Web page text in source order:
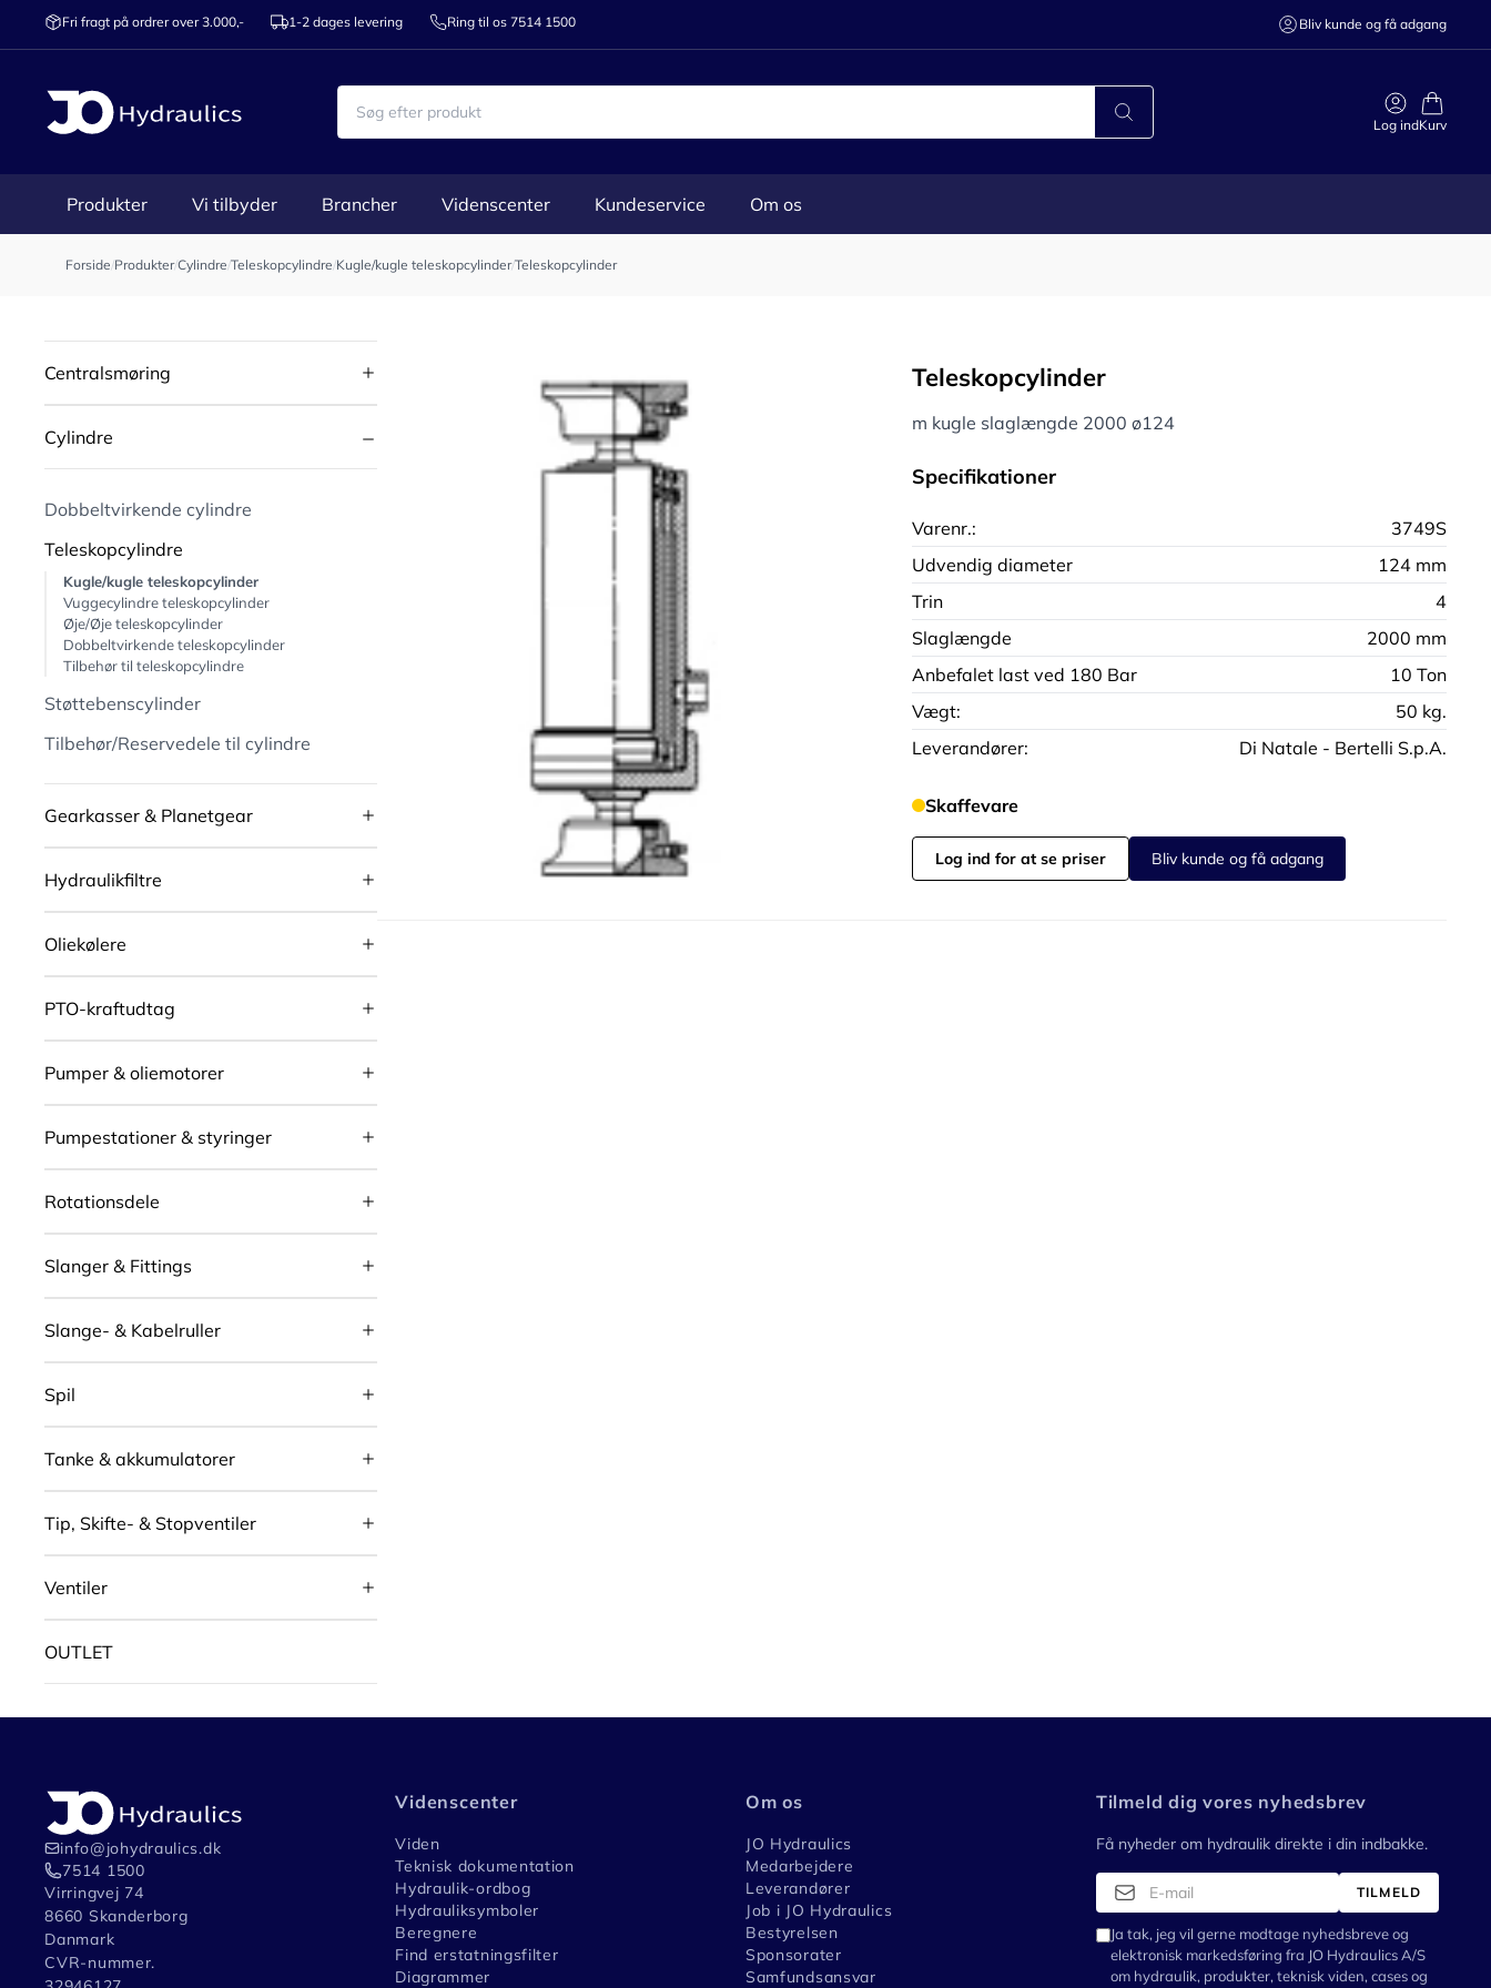
Fri fragt på ordrer over 3.000,- 1-2 dages levering Ring til os 7514 1500 Bliv kunde og få adgang
Log indKurv
Produkter Vi tilbyder Brancher Videnscenter Kundeservice Om os
Forside/Produkter/Cylindre/Teleskopcylindre/Kugle/kugle teleskopcylinder/Teleskopcylinder
Centralsmøring
Cylindre
Dobbeltvirkende cylindre
Teleskopcylindre
Kugle/kugle teleskopcylinder
Vuggecylindre teleskopcylinder
Øje/Øje teleskopcylinder
Dobbeltvirkende teleskopcylinder
Tilbehør til teleskopcylindre
Støttebenscylinder
Tilbehør/Reservedele til cylindre
Gearkasser & Planetgear
Hydraulikfiltre
Oliekølere
PTO-kraftudtag
Pumper & oliemotorer
Pumpestationer & styringer
Rotationsdele
Slanger & Fittings
Slange- & Kabelruller
Spil
Tanke & akkumulatorer
Tip, Skifte- & Stopventiler
Ventiler
OUTLET
Teleskopcylinder
m kugle slaglængde 2000 ø124
Specifikationer
Varenr.:
3749S
Udvendig diameter
124 mm
Trin
4
Slaglængde
2000 mm
Anbefalet last ved 180 Bar
10 Ton
Vægt:
50 kg.
Leverandører:
Di Natale - Bertelli S.p.A.
Skaffevare
Log ind for at se priser Bliv kunde og få adgang
info@johydraulics.dk
7514 1500
Virringvej 74
8660 Skanderborg
Danmark
CVR-nummer.
Videnscenter
Viden
Teknisk dokumentation
Hydraulik-ordbog
Hydrauliksymboler
Beregnere
Find erstatningsfilter
Diagrammer
Om os
JO Hydraulics
Medarbejdere
Leverandører
Job i JO Hydraulics
Bestyrelsen
Sponsorater
Samfundsansvar
Tilmeld dig vores nyhedsbrev
Få nyheder om hydraulik direkte i din indbakke.
TILMELD
Ja tak, jeg vil gerne modtage nyhedsbreve og
elektronisk markedsføring fra JO Hydraulics A/S
om hydraulik, produkter, teknisk viden, cases og